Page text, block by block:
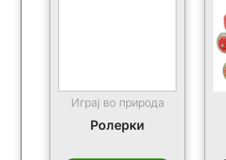
Играј во природа
Ролерки